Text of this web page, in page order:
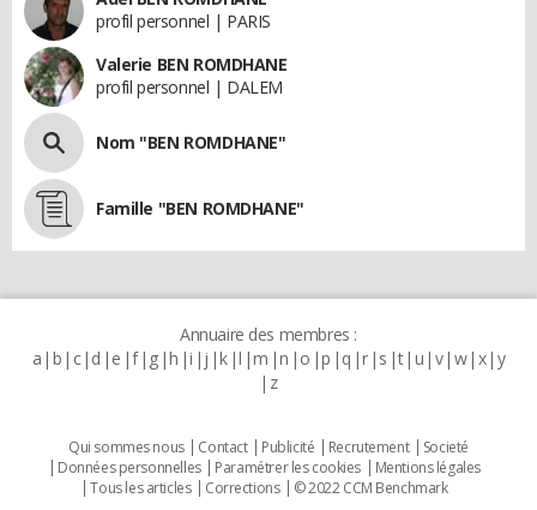
profil personnel | PARIS
Valerie BEN ROMDHANE
profil personnel | DALEM
Nom "BEN ROMDHANE"
Famille "BEN ROMDHANE"
Annuaire des membres :
a b c d e f g h i j k l m n o p q r s t u v w x y
z
Qui sommes nous Contact Publicité Recrutement
Societé
Données personnelles
Paramétrer les cookies
Mentions légales
Tous les articles
Corrections © 2022 CCM Benchmark